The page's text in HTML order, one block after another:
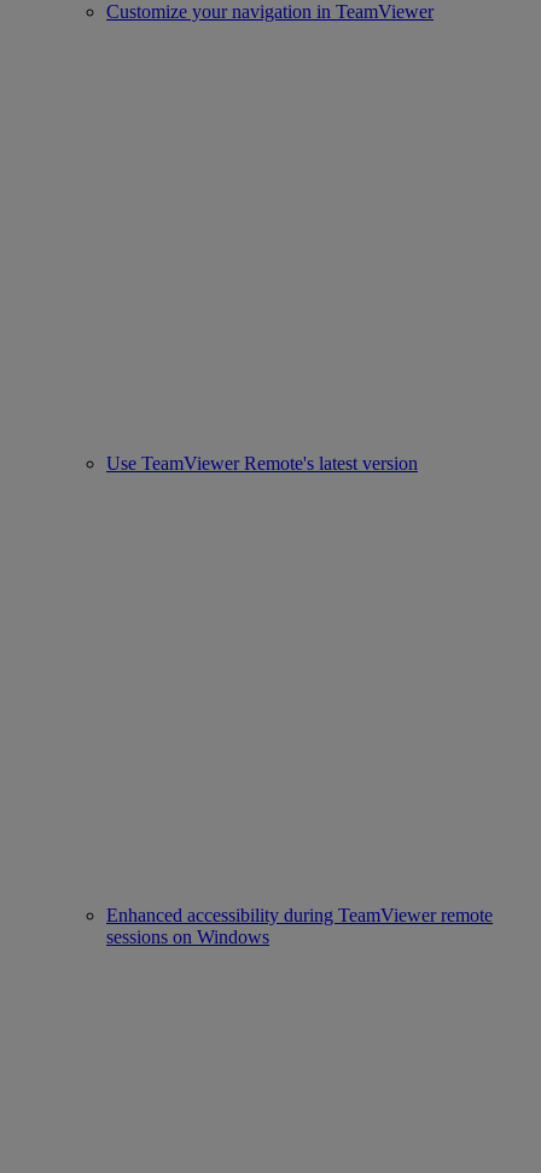
Customize your navigation in TeamViewer
Use TeamViewer Remote's latest version
Enhanced accessibility during TeamViewer remote
sessions on Windows